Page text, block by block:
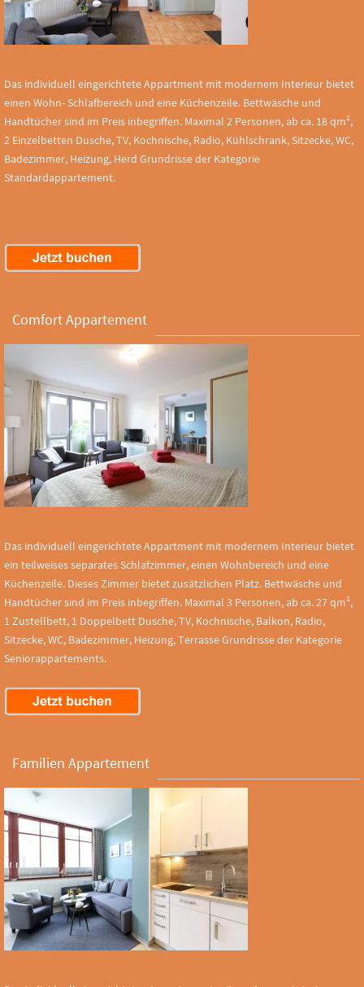
Das individuell eingerichtete Appartment mit modernem Interieur bietet
einen Wohn- Schlafbereich und eine Küchenzeile. Bettwäsche und
Handtücher sind im Preis inbegriffen. Maximal 2 Personen, ab ca. 18 qm²,
2 Einzelbetten Dusche, TV, Kochnische, Radio, Kühlschrank, Sitzecke, WC,
Badezimmer, Heizung, Herd Grundrisse der Kategorie
Standardappartement.
Comfort Appartement
Das individuell eingerichtete Appartment mit modernem Interieur bietet
ein teilweises separates Schlafzimmer, einen Wohnbereich und eine
Küchenzeile. Dieses Zimmer bietet zusätzlichen Platz. Bettwäsche und
Handtücher sind im Preis inbegriffen. Maximal 3 Personen, ab ca. 27 qm²,
1 Zustellbett, 1 Doppelbett Dusche, TV, Kochnische, Balkon, Radio,
Sitzecke, WC, Badezimmer, Heizung, Terrasse Grundrisse der Kategorie
Seniorappartements.
Familien Appartement